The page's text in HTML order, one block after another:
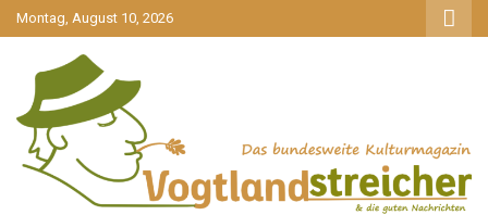
gehe
zum
Montag, August 10, 2026